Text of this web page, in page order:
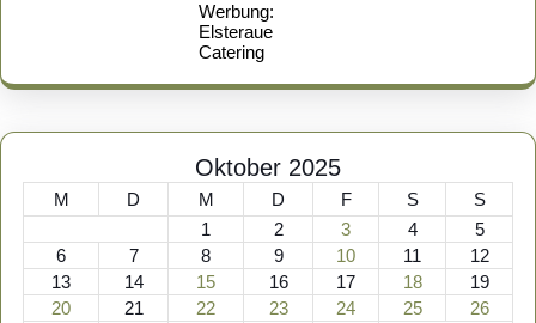
Werbung:
Elsteraue
Catering
Oktober 2025
M D M D F S
S
1
2 3 4
5
6
7 8 9 10 11
12
13
14 15 16 17 18
19
20
21 22 23 24 25
26